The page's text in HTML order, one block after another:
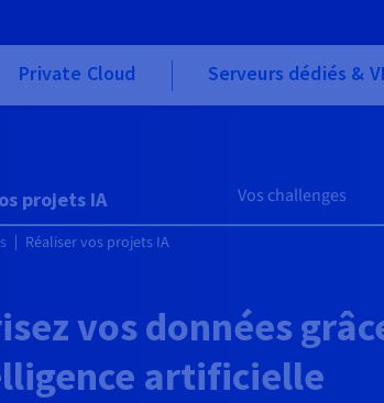
Private Cloud Serveurs dédiés &
projets IA Vos challenges
Réaliser vos projets IA
vos données
artificielle